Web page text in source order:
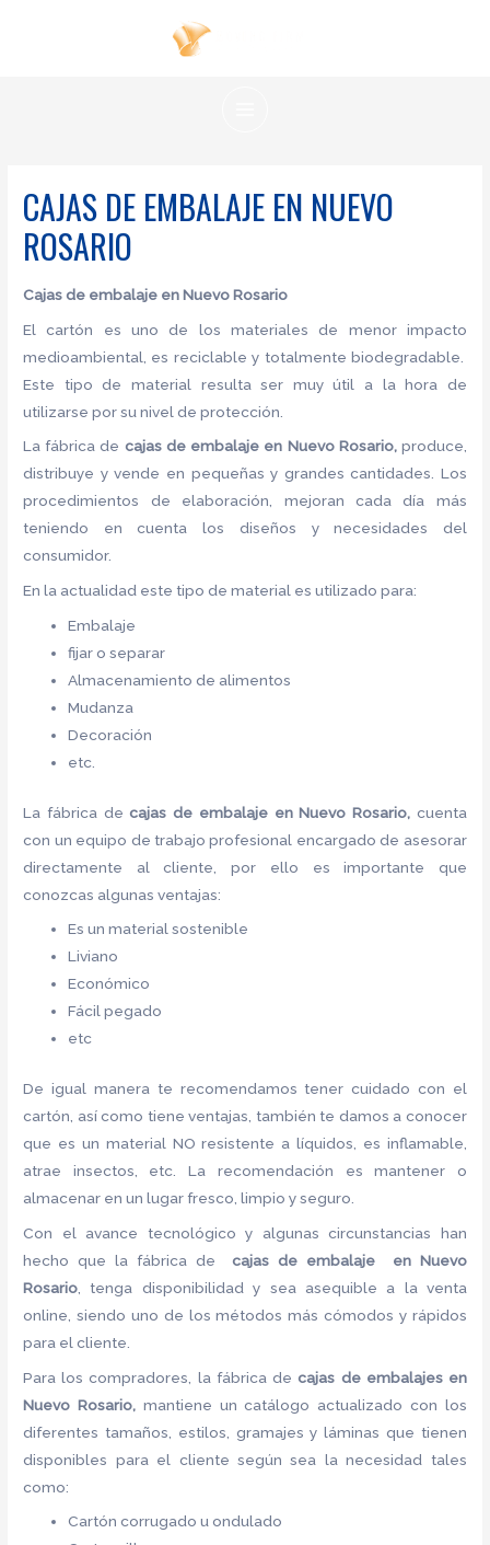
CAJAS DE EMBALAJE EN NUEVO
ROSARIO
Cajas de embalaje en Nuevo Rosario
El cartón es uno de los materiales de menor impacto
medioambiental, es reciclable y totalmente biodegradable.
Este tipo de material resulta ser muy útil a la hora de
utilizarse por su nivel de protección.
La fábrica de cajas de embalaje en Nuevo Rosario,produce,
distribuye y vende en pequeñas y grandes cantidades. Los
procedimientos de elaboración, mejoran cada día más
teniendo en cuenta los diseños y necesidades del
consumidor.
En la actualidad este tipo de material es utilizado para:
Embalaje
fijar o separar
Almacenamiento de alimentos
Mudanza
Decoración
etc.
La fábrica decajas de embalaje en Nuevo Rosario, cuenta
con un equipo de trabajo profesional encargado de asesorar
directamente al cliente, por ello es importante que
conozcas algunas ventajas:
Es un material sostenible
Liviano
Económico
Fácil pegado
etc
De igual manera te recomendamos tener cuidado con el
cartón, así como tiene ventajas, también te damos a conocer
que es un material NO resistente a líquidos, es inflamable,
atrae insectos, etc. La recomendación es mantener o
almacenar en un lugar fresco, limpio y seguro.
Con el avance tecnológico y algunas circunstancias han
hecho que la fábrica decajas de embalaje en Nuevo
Rosario , tenga disponibilidad y sea asequible a la venta
online, siendo uno de los métodos más cómodos y rápidos
para el cliente.
Para los compradores, la fábrica decajas de embalajes en
Nuevo Rosario, mantiene un catálogo actualizado con los
diferentes tamaños, estilos, gramajes y láminas que tienen
disponibles para el cliente según sea la necesidad tales
como:
Cartón corrugado u ondulado